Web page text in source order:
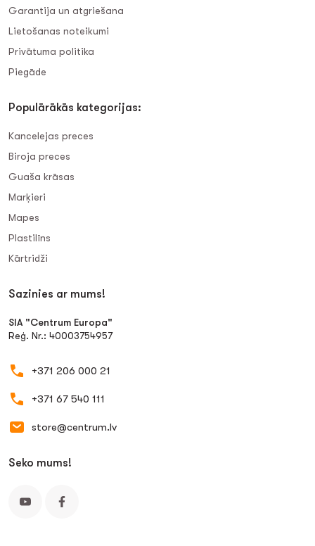
Garantija un atgriešana
Lietošanas noteikumi
Privātuma politika
Piegāde
Populārākās kategorijas:
Kancelejas preces
Biroja preces
Guaša krāsas
Marķieri
Mapes
Plastilīns
Kārtridži
Sazinies ar mums!
SIA "Centrum Europa"
Reģ. Nr.: 40003754957
+371 206 000 21
+371 67 540 111
store@centrum.lv
Seko mums!